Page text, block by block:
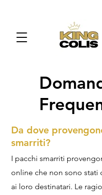
Da dove
smarriti?
I pacchi smarriti
online che non sono stati
ai loro destinatari. Le